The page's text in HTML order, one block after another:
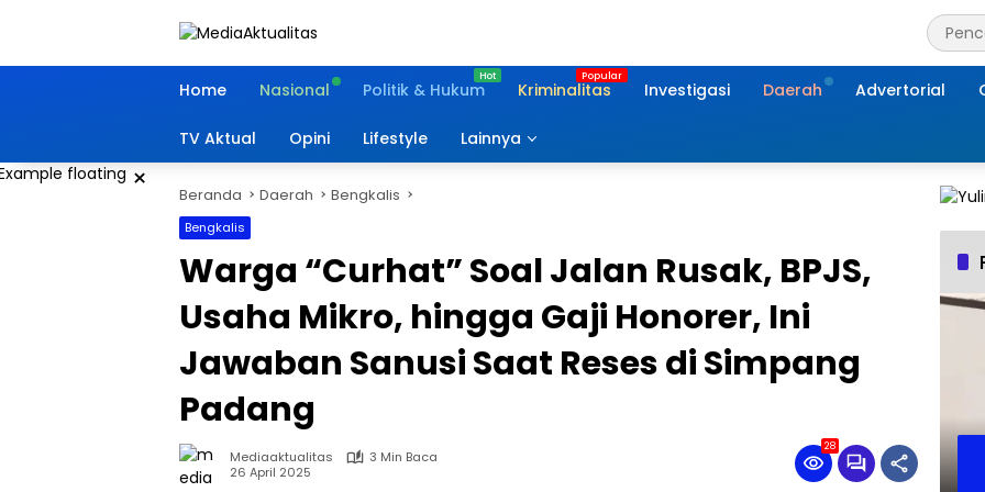
Home
Nasional Politik & Hukum Kriminalitas Investigasi Daerah Advertorial
TV Aktual Opini Lifestyle Lainnya
× Beranda Daerah Bengkalis
Bengkalis
Warga “Curhat” Soal Jalan Rusak, BPJS,
Usaha Mikro, hingga Gaji Honorer, Ini
Jawaban Sanusi Saat Reses di Simpang
Padang
Mediaaktualitas
3 Min Baca
26 April 2025
28